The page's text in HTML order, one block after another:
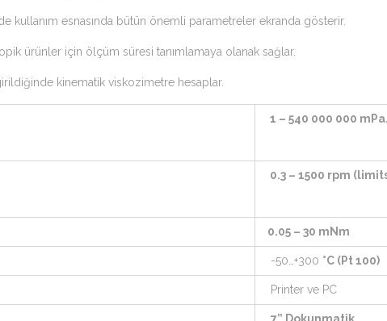
kullanım esnasında bütün önemli parametreler ekranda gösterir.
ürünler için ölçüm süresi tanımlamaya olanak sağlar.
kinematik viskozimetre hesaplar.
1 – 540 000 000
0.3 – 1500 rpm
0.05 – 30 mNm
-50…+300 °C (Pt 100)
Printer ve PC